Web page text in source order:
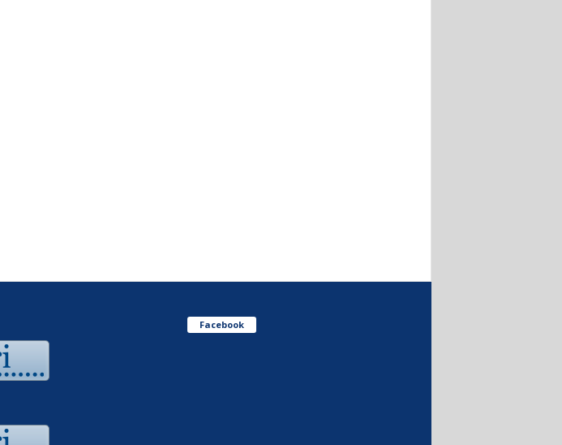
Facebook